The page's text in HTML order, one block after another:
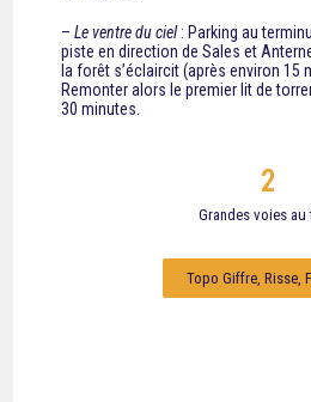
–Le ventre du ciel: Parking au
piste en direction de Sales et
la forêt s’éclaircit (après environ 15
Remonter alors le premier lit de
30 minutes.
Grandes voies au
2
Topo Giffre, Risse,